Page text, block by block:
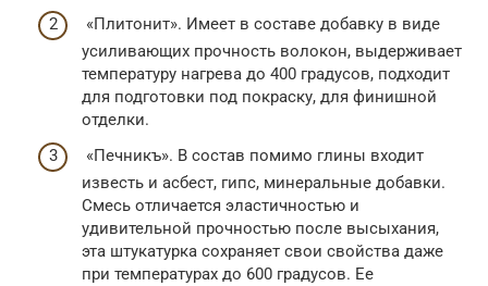
«Плитонит». Имеет в составе добавку в виде
усиливающих прочность волокон, выдерживает
температуру нагрева до 400 градусов, подходит
для подготовки под покраску, для финишной
отделки.
«Печникъ». В состав помимо глины входит
известь и асбест, гипс, минеральные добавки.
Смесь отличается эластичностью и
удивительной прочностью после высыхания,
эта штукатурка сохраняет свои свойства даже
при температурах до 600 градусов. Ее